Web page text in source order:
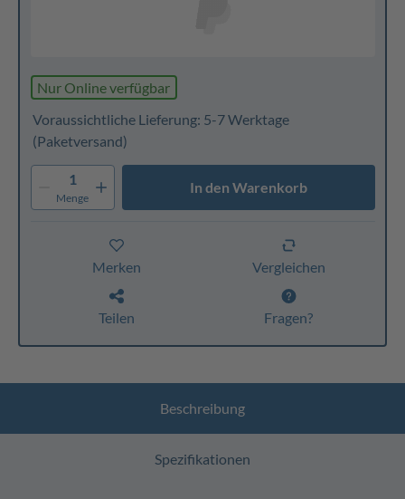
Nur Online verfügbar
Voraussichtliche Lieferung: 5-7 Werktage
(Paketversand)
1
Menge
In den Warenkorb
Merken Vergleichen
Teilen Fragen?
Beschreibung
Spezifikationen